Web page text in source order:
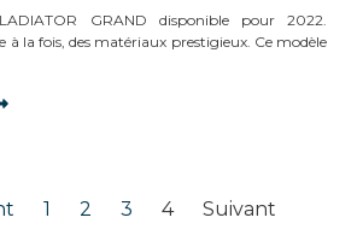
GRAND disponible pour 2022.
à la fois, des matériaux prestigieux. Ce modèle
1 2 3 4 Suivant